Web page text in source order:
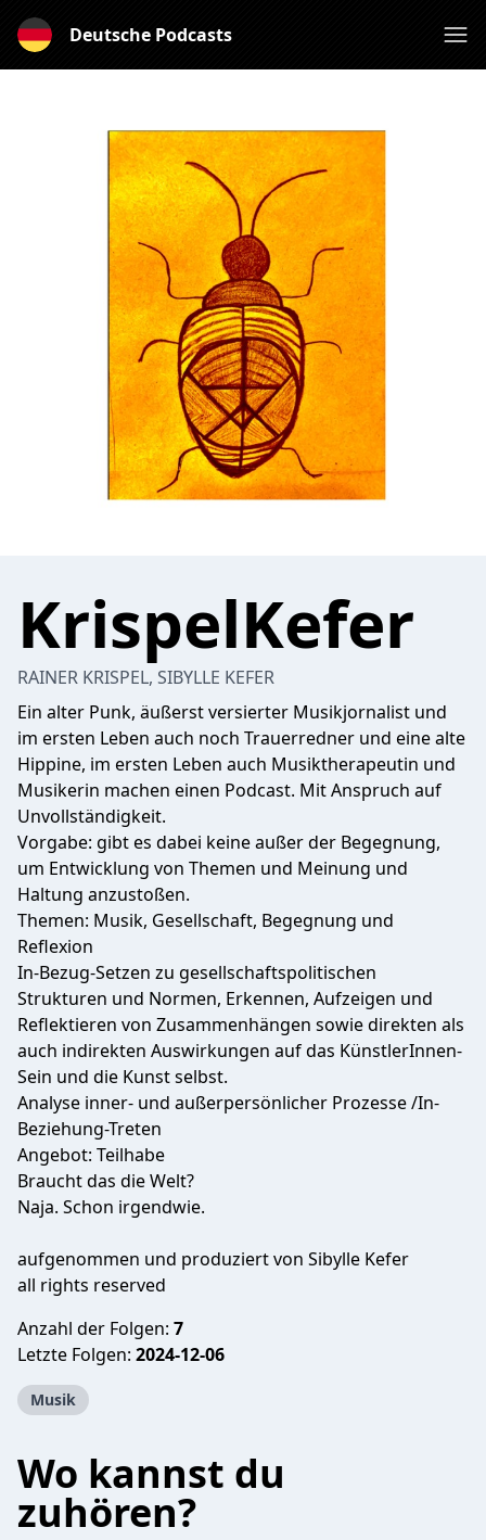
Deutsche Podcasts
KrispelKefer
RAINER KRISPEL, SIBYLLE KEFER
Ein alter Punk, äußerst versierter Musikjornalist und
im ersten Leben auch noch Trauerredner und eine alte
Hippine, im ersten Leben auch Musiktherapeutin und
Musikerin machen einen Podcast. Mit Anspruch auf
Unvollständigkeit.
Vorgabe: gibt es dabei keine außer der Begegnung,
um Entwicklung von Themen und Meinung und
Haltung anzustoßen.
Themen: Musik, Gesellschaft, Begegnung und
Reflexion
In-Bezug-Setzen zu gesellschaftspolitischen
Strukturen und Normen, Erkennen, Aufzeigen und
Reflektieren von Zusammenhängen sowie direkten als
auch indirekten Auswirkungen auf das KünstlerInnen-
Sein und die Kunst selbst.
Analyse inner- und außerpersönlicher Prozesse /In-
Beziehung-Treten
Angebot: Teilhabe
Braucht das die Welt?
Naja. Schon irgendwie.
aufgenommen und produziert von Sibylle Kefer
all rights reserved
Anzahl der Folgen: 7
Letzte Folgen: 2024-12-06
Musik
Wo kannst du
zuhören?